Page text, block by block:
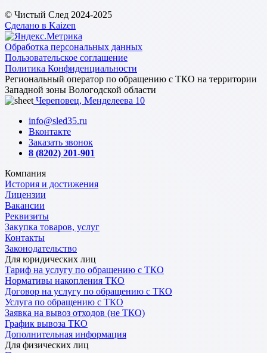
© Чистый След 2024-2025
Сделано в Kaizen
Обработка персональных данных
Пользовательское соглашение
Политика Конфиденциальности
Региональный оператор по обращению с ТКО на территории
Западной зоны Вологодской области
Череповец, Менделеева 10
info@sled35.ru
Вконтакте
Заказать звонок
8 (8202) 201-901
Компания
История и достижения
Лицензии
Вакансии
Реквизиты
Закупка товаров, услуг
Контакты
Законодательство
Для юридических лиц
Тариф на услугу по обращению с ТКО
Нормативы накопления ТКО
Договор на услугу по обращению с ТКО
Услуга по обращению с ТКО
Заявка на вывоз отходов (не ТКО)
График вывоза ТКО
Дополнительная информация
Для физических лиц